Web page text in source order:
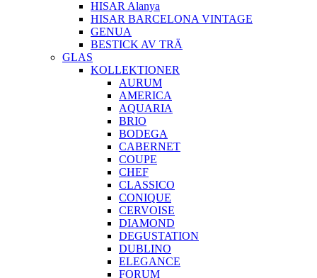
HISAR Alanya
HISAR BARCELONA VINTAGE
GENUA
BESTICK AV TRÄ
GLAS
KOLLEKTIONER
AURUM
AMERICA
AQUARIA
BRIO
BODEGA
CABERNET
COUPE
CHEF
CLASSICO
CONIQUE
CERVOISE
DIAMOND
DEGUSTATION
DUBLINO
ELEGANCE
FORUM